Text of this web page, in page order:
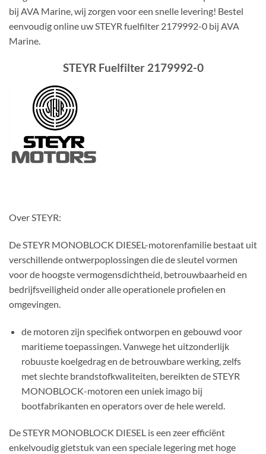
bij AVA Marine, wij zorgen voor een snelle levering! Bestel
eenvoudig online uw STEYR fuelfilter 2179992-0 bij AVA
Marine.
STEYR Fuelfilter 2179992-0
Over STEYR:
De STEYR MONOBLOCK DIESEL-motorenfamilie bestaat uit
verschillende ontwerpoplossingen die de sleutel vormen
voor de hoogste vermogensdichtheid, betrouwbaarheid en
bedrijfsveiligheid onder alle operationele profielen en
omgevingen.
de motoren zijn specifiek ontworpen en gebouwd voor
maritieme toepassingen. Vanwege het uitzonderlijk
robuuste koelgedrag en de betrouwbare werking, zelfs
met slechte brandstofkwaliteiten, bereikten de STEYR
MONOBLOCK-motoren een uniek imago bij
bootfabrikanten en operators over de hele wereld.
De STEYR MONOBLOCK DIESEL is een zeer efficiënt
enkelvoudig gietstuk van een speciale legering met hoge